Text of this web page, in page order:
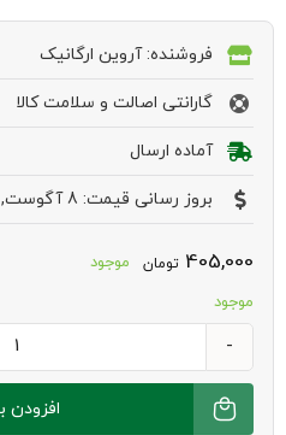
فروشنده: آروین ارگانیک
گارانتی اصالت و سلامت کالا
آماده ارسال
بروز رسانی قیمت: 8 آگوست, 2026
405,000 تومان
موجود
موجود
داگ
افزودن